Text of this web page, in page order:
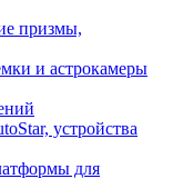
призмы,
и астрокамеры
устройства
для